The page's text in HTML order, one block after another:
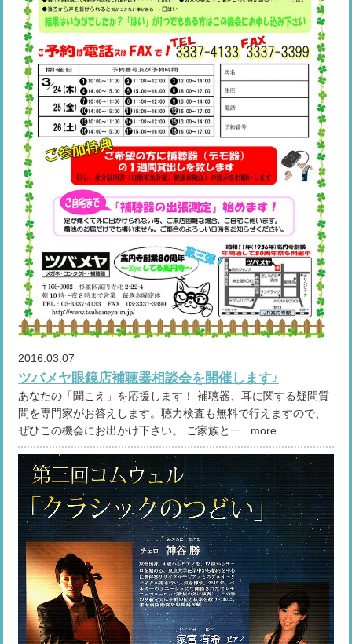
2016.03.07
ツバメヤ眼鏡店補聴器相談会を開催します♪
あなたの「聞こえ」を応援します！ 補聴器、耳に関する疑問質
問を専門家がお答えします。聴力検査も無料で行えますので、
ぜひこの機会にお出かけ下さい。 ご家族と一...more